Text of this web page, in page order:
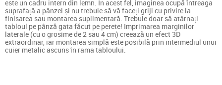
este un cadru intern din lemn. În acest fel, imaginea ocupă întreaga
suprafață a pânzei și nu trebuie să vă faceți griji cu privire la
finisarea sau montarea suplimentară. Trebuie doar să atârnați
tabloul pe pânză gata făcut pe perete! Imprimarea marginilor
laterale (cu o grosime de 2 sau 4 cm) creează un efect 3D
extraordinar, iar montarea simplă este posibilă prin intermediul unui
cuier metalic ascuns în rama tabloului.